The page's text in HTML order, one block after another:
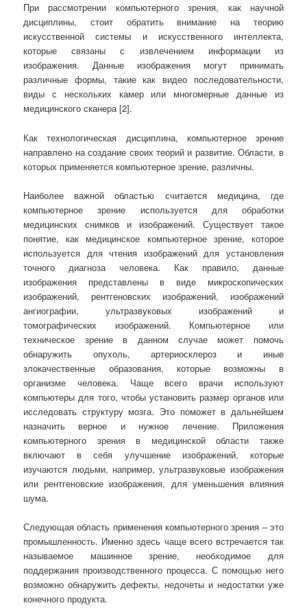
При рассмотрении компьютерного зрения, как научной
дисциплины, стоит обратить внимание на теорию
искусственной системы и искусственного интеллекта,
которые связаны с извлечением информации из
изображения. Данные изображения могут принимать
различные формы, такие как видео последовательности,
виды с нескольких камер или многомерные данные из
медицинского сканера [2].
Как технологическая дисциплина, компьютерное зрение
направлено на создание своих теорий и развитие. Области, в
которых применяется компьютерное зрение, различны.
Наиболее важной областью считается медицина, где
компьютерное зрение используется для обработки
медицинских снимков и изображений. Существует такое
понятие, как медицинское компьютерное зрение, которое
используется для чтения изображений для установления
точного диагноза человека. Как правило, данные
изображения представлены в виде микроскопических
изображений, рентгеновских изображений, изображений
ангиографии, ультразвуковых изображений и
томографических изображений. Компьютерное или
техническое зрение в данном случае может помочь
обнаружить опухоль, артериосклероз и иные
злокачественные образования, которые возможны в
организме человека. Чаще всего врачи используют
компьютеры для того, чтобы установить размер органов или
исследовать структуру мозга. Это поможет в дальнейшем
назначить верное и нужное лечение. Приложения
компьютерного зрения в медицинской области также
включают в себя улучшение изображений, которые
изучаются людьми, например, ультразвуковые изображения
или рентгеновские изображения, для уменьшения влияния
шума.
Следующая область применения компьютерного зрения – это
промышленность. Именно здесь чаще всего встречается так
называемое машинное зрение, необходимое для
поддержания производственного процесса. С помощью него
возможно обнаружить дефекты, недочеты и недостатки уже
конечного продукта.